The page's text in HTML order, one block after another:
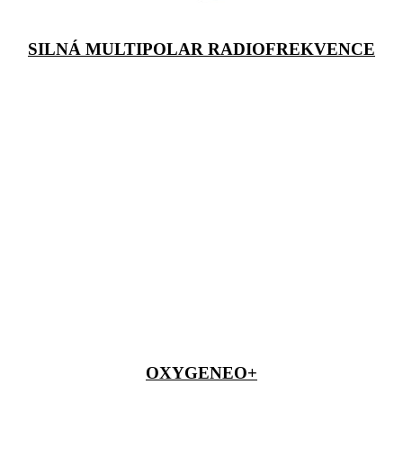
SILNÁ MULTIPOLAR RADIOFREKVENCE
OXYGENEO+